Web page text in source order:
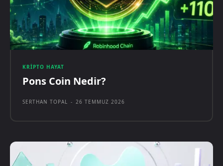
KRIPTO HAYAT
Pons Coin Nedir?
SERTHAN TOPAL - 26 TEMMUZ 2026